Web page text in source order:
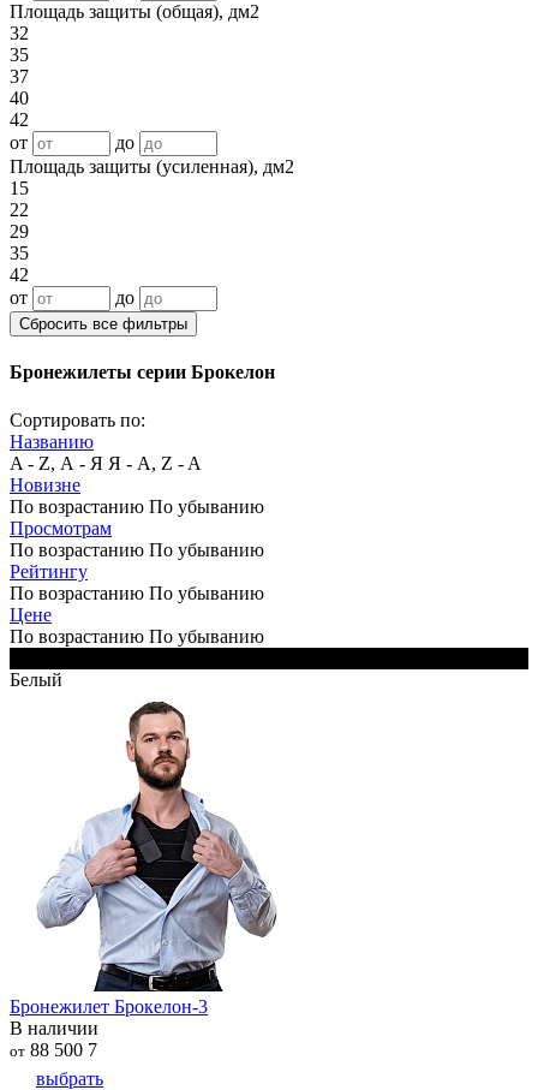
Площадь защиты (общая), дм2
32
35
37
40
42
от
до
Площадь защиты (усиленная), дм2
15
22
29
35
42
от
до
Сбросить все фильтры
Бронежилеты серии Брокелон
Сортировать по:
Названию
A - Z, А - Я Я - А, Z - A
Новизне
По возрастанию По убыванию
Просмотрам
По возрастанию По убыванию
Рейтингу
По возрастанию По убыванию
Цене
По возрастанию По убыванию
Белый
Бронежилет Брокелон-3
В наличии
от 88 500 7
выбрать